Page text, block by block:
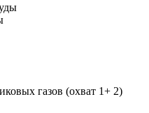
газов (охват 1+ 2)